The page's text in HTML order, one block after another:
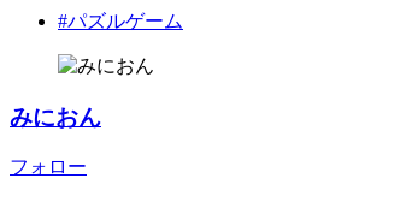
#パズルゲーム
みにおん
フォロー